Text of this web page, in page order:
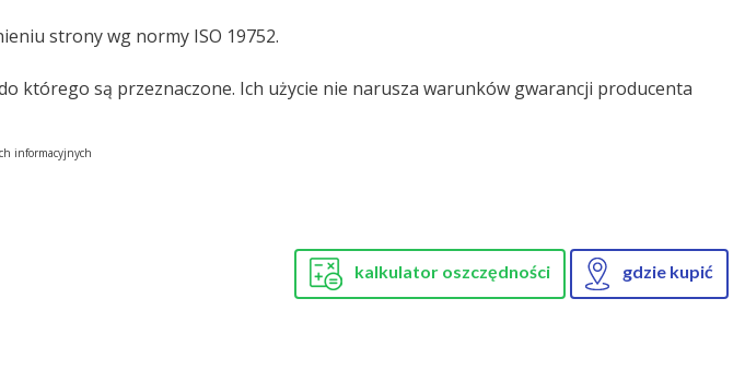
strony wg normy ISO 19752.
którego są przeznaczone. Ich użycie nie narusza warunków gwarancji producenta
informacyjnych
kalkulator oszczędności gdzie kupić